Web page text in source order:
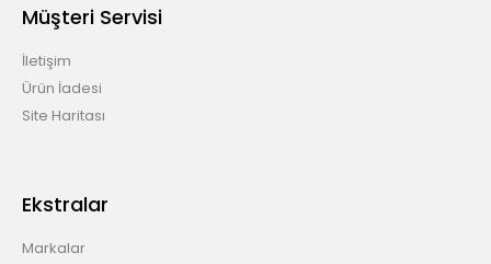
Müşteri Servisi
İletişim
Ürün İadesi
Site Haritası
Ekstralar
Markalar